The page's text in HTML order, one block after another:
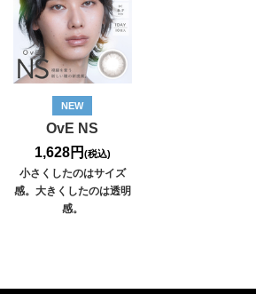
NEW
OvE NS
1,628円 (税込)
小さくしたのはサイズ
感。大きくしたのは透明
感。